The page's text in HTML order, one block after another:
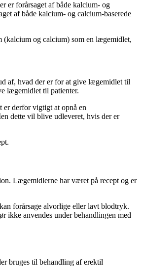
er forårsaget af både kalcium- og
af både kalcium- og calcium-baserede
(kalcium og calcium) som en lægemidlet,
af, hvad der er for at give lægemidlet til
lægemidlet til patienter.
derfor vigtigt at opnå en
dette vil blive udleveret, hvis der er
Lægemidlerne har været på recept og er
forårsage alvorlige eller lavt blodtryk.
ikke anvendes under behandlingen med
bruges til behandling af erektil